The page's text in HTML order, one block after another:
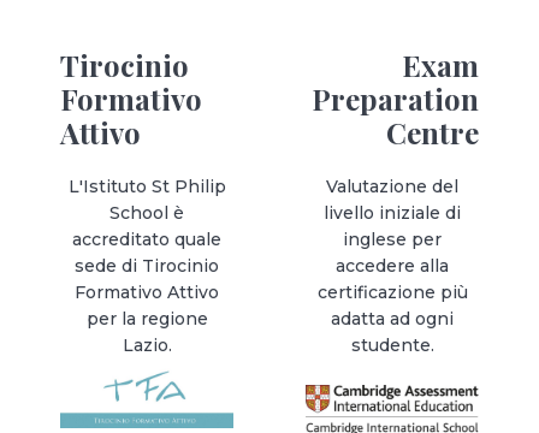
Tirocinio
Formativo
Attivo
L'Istituto St Philip
School è
accreditato quale
sede di Tirocinio
Formativo Attivo
per la regione
Lazio.
Exam
Preparation
Centre
Valutazione del
livello iniziale di
inglese per
accedere alla
certificazione più
adatta ad ogni
studente.